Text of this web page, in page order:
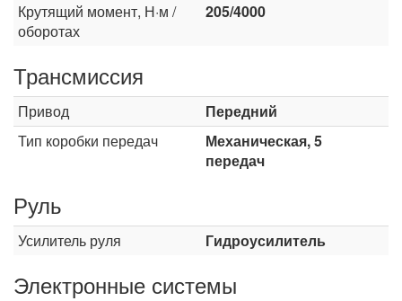
Крутящий момент, Н·м /
оборотах
205/4000
Трансмиссия
Привод
Передний
Тип коробки передач
Механическая, 5
передач
Руль
Усилитель руля Гидроусилитель
Электронные системы